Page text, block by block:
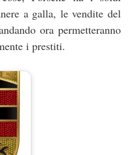
a galla, le vendite del
ora permetteranno
i prestiti.